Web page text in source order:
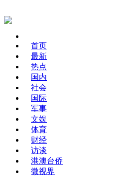
首页
最新
热点
国内
社会
国际
军事
文娱
体育
财经
访谈
港澳台侨
微视界